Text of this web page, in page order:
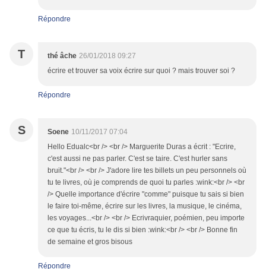
Répondre
T thé âche 26/01/2018 09:27
écrire et trouver sa voix écrire sur quoi ? mais trouver soi ?
Répondre
S Soene 10/11/2017 07:04
Hello Edualc<br /> <br /> Marguerite Duras a écrit : "Ecrire,
c'est aussi ne pas parler. C'est se taire. C'est hurler sans
bruit."<br /> <br /> J'adore lire tes billets un peu personnels où
tu te livres, où je comprends de quoi tu parles :wink:<br /> <br
/> Quelle importance d'écrire "comme" puisque tu sais si bien
le faire toi-même, écrire sur les livres, la musique, le cinéma,
les voyages...<br /> <br /> Ecrivraquier, poémien, peu importe
ce que tu écris, tu le dis si bien :wink:<br /> <br /> Bonne fin
de semaine et gros bisous
Répondre